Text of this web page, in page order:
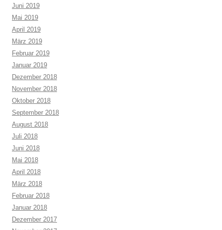
Juni 2019
Mai 2019
April 2019
März 2019
Februar 2019
Januar 2019
Dezember 2018
November 2018
Oktober 2018
September 2018
August 2018
Juli 2018
Juni 2018
Mai 2018
April 2018
März 2018
Februar 2018
Januar 2018
Dezember 2017